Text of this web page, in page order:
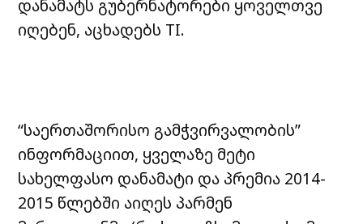
დანამატს გუბერნატორები ყოველთვე
იღებენ, აცხადებს TI.
“საერთაშორისო გამჭვირვალობის”
ინფორმაციით, ყველაზე მეტი
სახელფასო დანამატი და პრემია 2014-
2015 წლებში აიღეს პარმენ